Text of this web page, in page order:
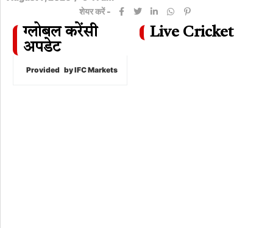
शेयर करें -
ग्लोबल करेंसी
अपडेट
Provided by IFC Markets
Live Cricket